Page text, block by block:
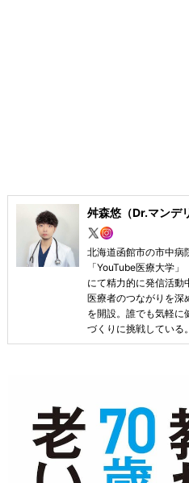
舛森悠（Dr.マンデ
北海道函館市の市中病
「YouTube医療大学
にて精力的に発信活
医療者のつながりを深
を開設。誰でも気軽に
づくりに挑戦している。